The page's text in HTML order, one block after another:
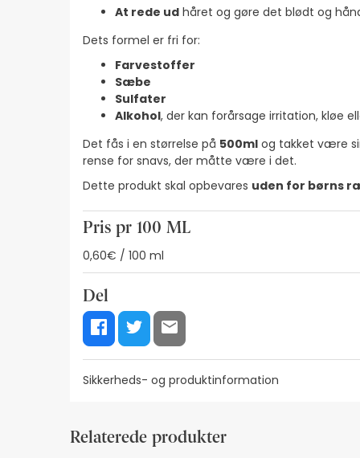
At rede ud håret og gøre det blødt og
Dets formel er fri for:
Farvestoffer
Sæbe
Sulfater
Alkohol, der kan forårsage irritation, kløe
Det fås i en størrelse på 500ml og takket være
rense for snavs, der måtte være i det.
Dette produkt skal opbevares uden for børns
Pris pr 100 ML
0,60€ / 100 ml
Del
Sikkerheds- og produktinformation
Ressourcer til visuel sikkerhedskode
Relaterede produkter